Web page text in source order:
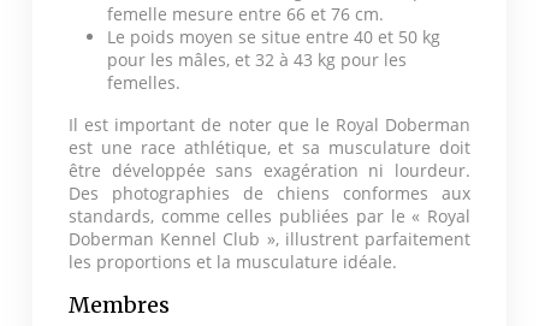
femelle mesure entre 66 et 76 cm.
Le poids moyen se situe entre 40 et 50 kg
pour les mâles, et 32 à 43 kg pour les
femelles.
Il est important de noter que le Royal Doberman
est une race athlétique, et sa musculature doit
être développée sans exagération ni lourdeur.
Des photographies de chiens conformes aux
standards, comme celles publiées par le « Royal
Doberman Kennel Club », illustrent parfaitement
les proportions et la musculature idéale.
Membres